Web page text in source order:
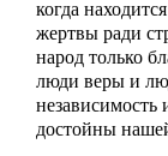
когда
жертвы ради
народ только
люди веры и
независимость
достойны